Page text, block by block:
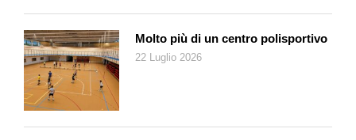
Molto più di un centro polisportivo
22 Luglio 2026